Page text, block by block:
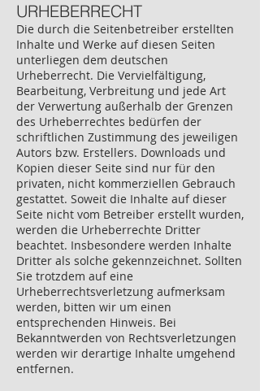
URHEBERRECHT
Die durch die Seitenbetreiber erstellten
Inhalte und Werke auf diesen Seiten
unterliegen dem deutschen
Urheberrecht. Die Vervielfältigung,
Bearbeitung, Verbreitung und jede Art
der Verwertung außerhalb der Grenzen
des Urheberrechtes bedürfen der
schriftlichen Zustimmung des jeweiligen
Autors bzw. Erstellers. Downloads und
Kopien dieser Seite sind nur für den
privaten, nicht kommerziellen Gebrauch
gestattet. Soweit die Inhalte auf dieser
Seite nicht vom Betreiber erstellt wurden,
werden die Urheberrechte Dritter
beachtet. Insbesondere werden Inhalte
Dritter als solche gekennzeichnet. Sollten
Sie trotzdem auf eine
Urheberrechtsverletzung aufmerksam
werden, bitten wir um einen
entsprechenden Hinweis. Bei
Bekanntwerden von Rechtsverletzungen
werden wir derartige Inhalte umgehend
entfernen.